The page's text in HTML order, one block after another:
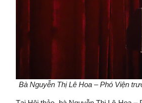
Bà Nguyễn Thị Lê Hoa – Phó Viện